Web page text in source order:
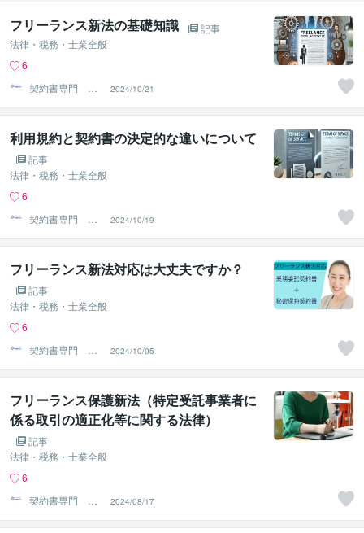
フリーランス新法の基礎知識
記事
法律・税務・士業全般
6
契約書専門 ア
トラス行政書士
法人
2024/10/21
利用規約と契約書の決定的な違いについて
記事
法律・税務・士業全般
6
契約書専門 ア
トラス行政書士
法人
2024/10/19
フリーランス新法対応は大丈夫ですか？
記事
法律・税務・士業全般
6
契約書専門 ア
トラス行政書士
法人
2024/10/05
フリーランス保護新法（特定受託事業者に
係る取引の適正化等に関する法律）
記事
法律・税務・士業全般
6
契約書専門 ア
トラス行政書士
法人
2024/08/17